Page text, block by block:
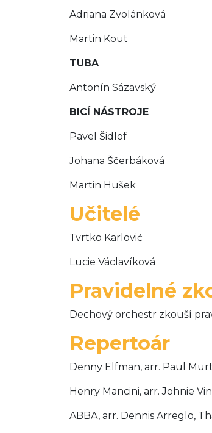
Adriana Zvolánková
Martin Kout
TUBA
Antonín Sázavský
BICÍ NÁSTROJE
Pavel Šidlof
Johana Ščerbáková
Martin Hušek
Učitelé
Tvrtko Karlović
Lucie Václavíková
Pravidelné
Dechový orchestr zkouší
Repertoár
Denny Elfman, arr. Paul
Henry Mancini, arr. Johnie
ABBA, arr. Dennis Arreglo,